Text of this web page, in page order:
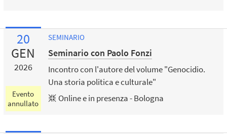
20
GEN
2026
Evento
annullato
SEMINARIO
Seminario con Paolo Fonzi
Incontro con l'autore del volume "Genocidio.
Una storia politica e culturale"
Online e in presenza - Bologna